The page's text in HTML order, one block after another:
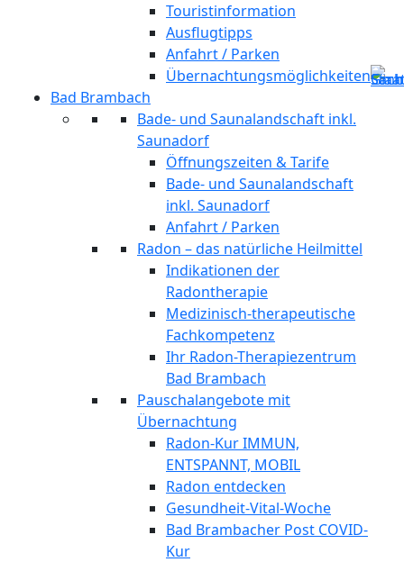
Touristinformation
Ausflugtipps
Anfahrt / Parken
Übernachtungsmöglichkeiten
Bad Brambach
Bade- und Saunalandschaft inkl.
Saunadorf
Öffnungszeiten & Tarife
Bade- und Saunalandschaft
inkl. Saunadorf
Anfahrt / Parken
Radon – das natürliche Heilmittel
Indikationen der
Radontherapie
Medizinisch-therapeutische
Fachkompetenz
Ihr Radon-Therapiezentrum
Bad Brambach
Pauschalangebote mit
Übernachtung
Radon-Kur IMMUN,
ENTSPANNT, MOBIL
Radon entdecken
Gesundheit-Vital-Woche
Bad Brambacher Post COVID-
Kur